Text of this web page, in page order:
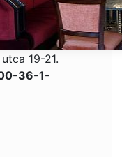
19-21.
36-1-